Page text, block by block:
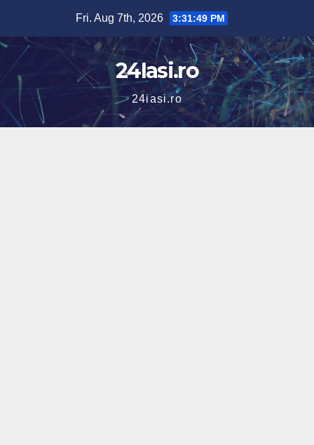
content
Fri. Aug 7th, 2026 3:31:50 PM
24Iasi.ro
24iasi.ro